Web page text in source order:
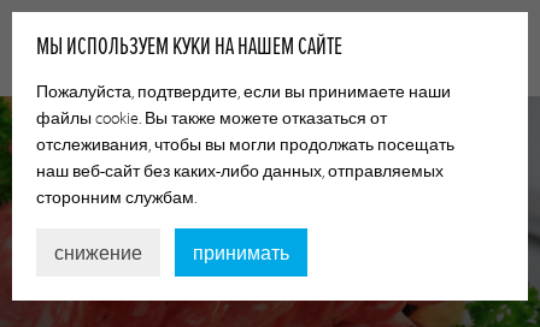
FIBROUS
МЫ ИСПОЛЬЗУЕМ КУКИ НА НАШЕМ САЙТЕ
Пожалуйста, подтвердите, если вы принимаете наши
файлы cookie. Вы также можете отказаться от
отслеживания, чтобы вы могли продолжать посещать
наш веб-сайт без каких-либо данных, отправляемых
сторонним службам.
снижение принимать